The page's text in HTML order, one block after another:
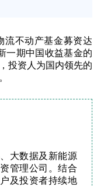
流不动产基金募资达
一期中国收益基金的
投资人为国内领先的
大数据及新能源
管理公司。结合
及投资者持续地